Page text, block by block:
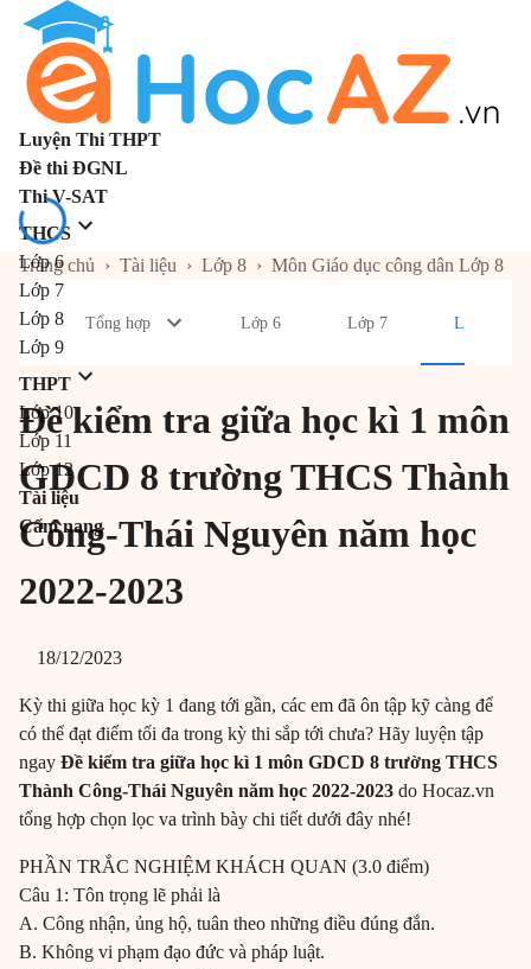
Luyện Thi THPT
Đề thi ĐGNL
Thi V-SAT
THCS
Lớp 6
Lớp 7
Lớp 8
Lớp 9
THPT
Lớp 10
Lớp 11
Lớp 12
Tài liệu
Cẩm nang
Trang chủ › Tài liệu › Lớp 8 › Môn Giáo dục công dân Lớp 8
Tổng hợp Lớp 6 Lớp 7 Lớp 8
Đề kiểm tra giữa học kì 1 môn
GDCD 8 trường THCS Thành
Công-Thái Nguyên năm học
2022-2023
18/12/2023
Kỳ thi giữa học kỳ 1 đang tới gần, các em đã ôn tập kỹ càng để
có thể đạt điểm tối đa trong kỳ thi sắp tới chưa? Hãy luyện tập
ngay Đề kiểm tra giữa học kì 1 môn GDCD 8 trường THCS
Thành Công-Thái Nguyên năm học 2022-2023 do Hocaz.vn
tổng hợp chọn lọc va trình bày chi tiết dưới đây nhé!
PHẦN TRẮC NGHIỆM KHÁCH QUAN (3.0 điểm)
Câu 1: Tôn trọng lẽ phải là
A. Công nhận, ủng hộ, tuân theo những điều đúng đắn.
B. Không vi phạm đạo đức và pháp luật.